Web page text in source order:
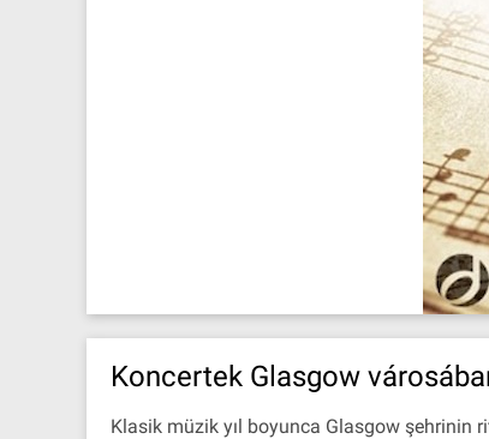
Koncertek Glasgow
Klasik müzik yıl boyunca Glasgow şehrinin